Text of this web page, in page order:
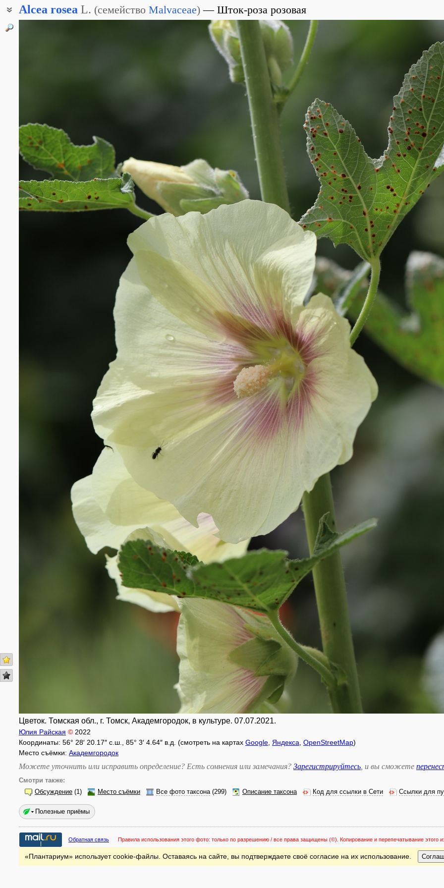
Alcea rosea L. (семейство Malvaceae) Шток-роза розовая
Цветок. Томская обл., г. Томск, Академгородок, в культуре. 07.07.2021.
Юлия Райская © 2022
Координаты: 56° 28′ 20.17″ с.ш., 85° 3′ 4.64″ в.д. (смотреть на картах Google Яндекса OpenStreetMap)
Место съёмки: Академгородок
Можете уточнить или исправить определение? Есть сомнения или замечания? Зарегистрируйтесь , и вы сможете
Смотри также:
Обсуждение (1) Место съёмки Все фото таксона(299) Описание таксона Код для ссылки в Сети Ссылки для
Полезные приёмы
Обратная связь Правила использования этого фото: только по разрешению / все права защищены (©). Копирование и перепечатывание этого
«Плантариум» использует cookie-файлы. Оставаясь на сайте, вы подтверждаете своё согласие на их использование.